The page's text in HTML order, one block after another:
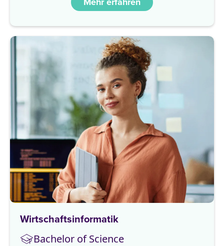
Wirtschaftsinformatik
Bachelor of Science